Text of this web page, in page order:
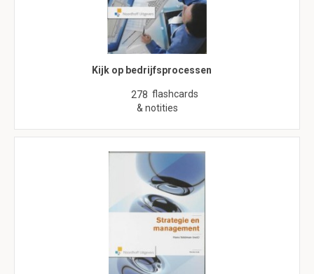
Kijk op bedrijfsprocessen
278 flashcards
& notities